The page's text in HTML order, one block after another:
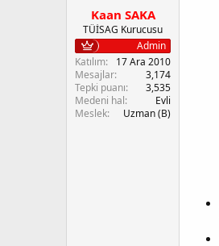
l
a
t
a
n
ç
t
a
r
i
h
Kaan SAKA
TÜİSAG Kurucusu
Admin
Katılım
17 Ara 2010
Mesajlar
3,174
Tepki puanı
3,535
Medeni hal
Evli
Meslek
Uzman (B)